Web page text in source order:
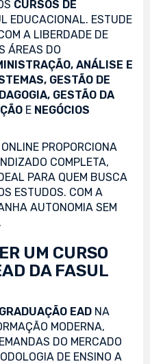
CURSOS DE
EDUCACIONAL. ESTUDE
A LIBERDADE DE
ÁREAS DO
ANÁLISE E
GESTÃO DE
GESTÃO DA
E NEGÓCIOS
PROPORCIONA
COMPLETA,
PARA QUEM BUSCA
ESTUDOS. COM A
AUTONOMIA SEM
UM CURSO
DA FASUL
EAD NA
MODERNA,
DO MERCADO
DE ENSINO A